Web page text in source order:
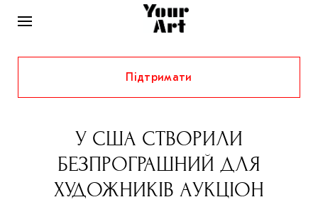
НОВИНИ
ІНТЕРВ’Ю
ХУДОЖНИКИ
КУРАТОРИ
РІДНИЙ КРАЙ
ФЕСТИВАЛІ
СТАТТІ
Підтримати
У США СТВОРИЛИ
БЕЗПРОГРАШНИЙ ДЛЯ
ХУДОЖНИКІВ АУКЦІОН